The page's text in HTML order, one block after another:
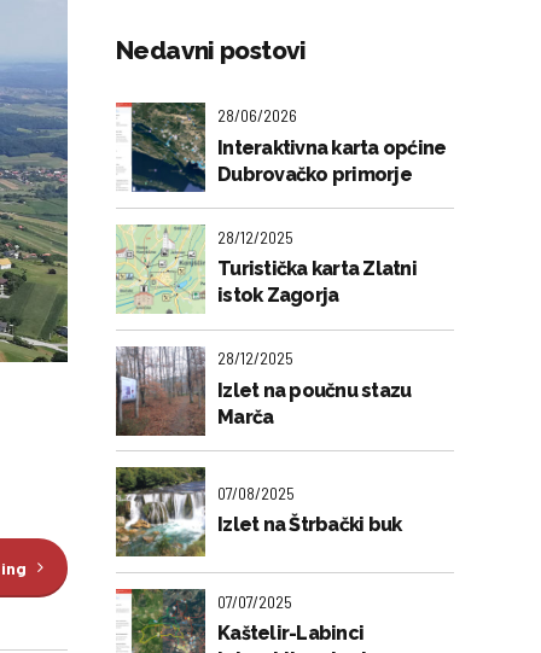
Nedavni postovi
28/06/2026
Interaktivna karta općine
Dubrovačko primorje
28/12/2025
Turistička karta Zlatni
istok Zagorja
28/12/2025
Izlet na poučnu stazu
Marča
07/08/2025
Izlet na Štrbački buk
07/07/2025
Kaštelir-Labinci